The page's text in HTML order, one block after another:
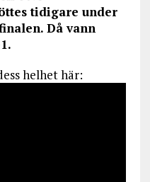
tidigare under
Då vann
helhet här: